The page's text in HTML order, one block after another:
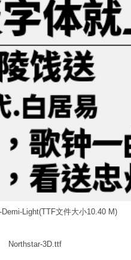
Light(TTF文件大小10.40 M)
Northstar-3D.ttf